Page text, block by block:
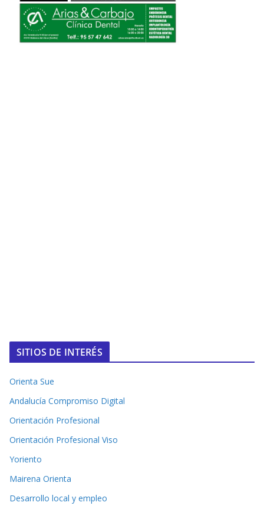
SITIOS DE INTERÉS
Orienta Sue
Andalucía Compromiso Digital
Orientación Profesional
Orientación Profesional Viso
Yoriento
Mairena Orienta
Desarrollo local y empleo